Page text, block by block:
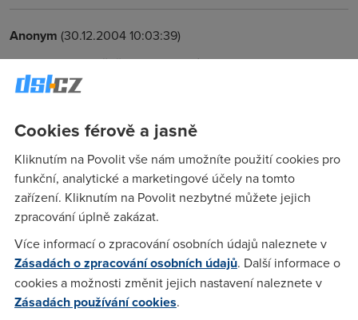
Anonym (30.12.2004 10:03:39)
Do roku 2050 určitě ADSL zrychlý na 2 mbit. :-)) Telecomu
tyhle tarify a rychlosti vyhovujou. Proč byy měly něco měnit
Anonym(30.12.2004 13:53:18)
Mam dojem ze jsi nepochopil co tim bylo receno. On rekl ze
je prevalcuje NA TRHU (i s jejich zrychlenim). A to
neznamenalo nic jineho, nez ze pocet uzivatelu ADSL bude
vyrazne vetsi nez pocet uzivatelu Chello ad. S rychlosti
ADSL nemelo tohle prohlaseni nic spolecneho. Jo, diplomat
by z tebe asi nebyl hochu.
Cookies férově a jasně
Kliknutím na Povolit vše nám umožníte použití cookies pro
funkční, analytické a marketingové účely na tomto
zařízení. Kliknutím na Povolit nezbytné můžete jejich
zpracování úplně zakázat.
Více informací o zpracování osobních údajů naleznete v
Zásadách o zpracování osobních údajů. Další informace o
cookies a možnosti změnit jejich nastavení naleznete v
Zásadách používání cookies.